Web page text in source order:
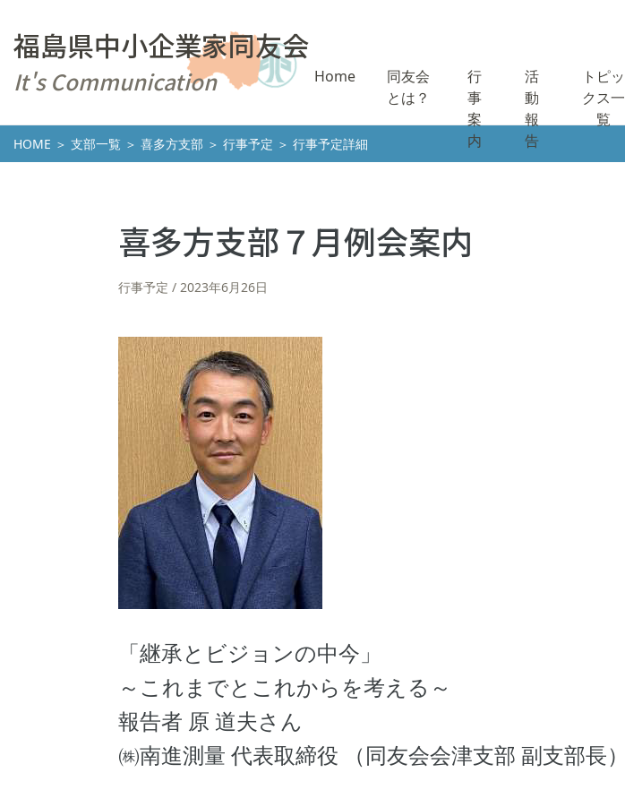
福島県中小企業家同友会
It's Communication Home
同友会
とは？
行
事
案
内
活
動
報
告
トピッ
クス一
覧
HOME ＞ 支部一覧 ＞ 喜多方支部 ＞ 行事予定 ＞ 行事予定詳細
喜多方支部７月例会案内
行事予定 2023年6月26日
「継承とビジョンの中今」
～これまでとこれからを考える～
報告者 原 道夫さん
㈱南進測量 代表取締役 （同友会会津支部 副支部長）